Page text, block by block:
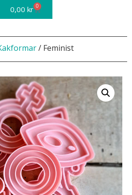
0,00kr 0
/ Feminist